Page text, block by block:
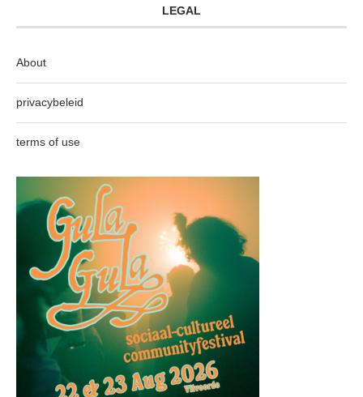
LEGAL
About
privacybeleid
terms of use